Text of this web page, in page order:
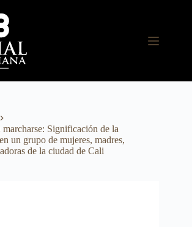
Significación de la
un grupo de mujeres, madres,
de la ciudad de Cali